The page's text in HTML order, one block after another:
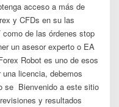
acceso a más de
y CFDs en su las
de las órdenes stop
un asesor experto o EA
Robot es uno de esos
licencia, debemos
se Bienvenido a este sitio
y resultados